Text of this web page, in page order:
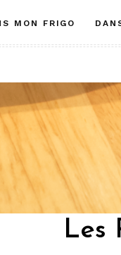
MON FRIGO
Les